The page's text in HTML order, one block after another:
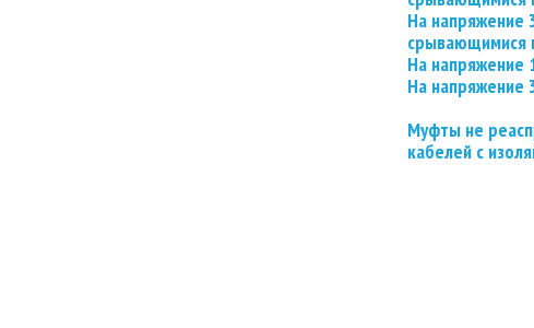
На напряжение
срывающимися
На напряжение
На напряжение
Муфты не
кабелей с